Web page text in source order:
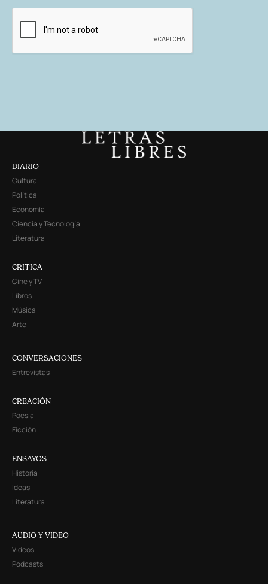
DIARIO
Cultura
Política
Economía
Ciencia y Tecnología
Literatura
CRITICA
Cine y TV
Libros
Música
Arte
CONVERSACIONES
Entrevistas
CREACIÓN
Poesía
Ficción
ENSAYOS
Historia
Ideas
Literatura
AUDIO Y VIDEO
Videos
Podcasts